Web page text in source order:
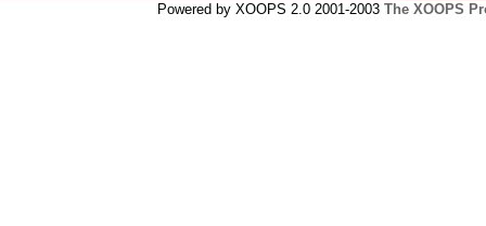
Powered by XOOPS 2.0 2001-2003 The XOOPS